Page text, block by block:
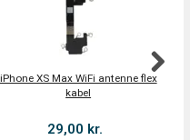
iPhone XS Max WiFi antenne flex
kabel
29,00 kr.